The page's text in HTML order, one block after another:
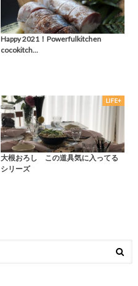
Happy 2021！Powerfulkitchen
cocokitch…
LIFE+
大根おろし この道具気に入ってる
シリーズ